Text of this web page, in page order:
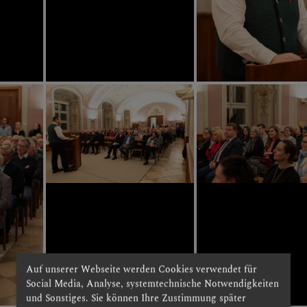
Auf unserer Webseite werden Cookies verwendet für
Social Media, Analyse, systemtechnische Notwendigkeiten
und Sonstiges. Sie können Ihre Zustimmung später